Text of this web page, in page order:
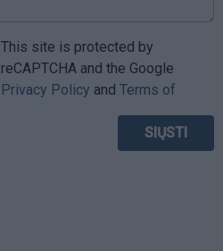
This site is protected by
reCAPTCHA and the Google
Privacy Policy and Terms of